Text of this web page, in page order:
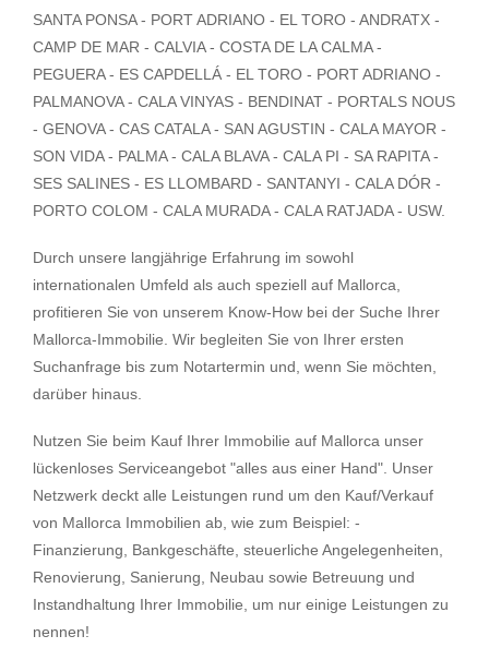
SANTA PONSA - PORT ADRIANO - EL TORO - ANDRATX -
CAMP DE MAR - CALVIA - COSTA DE LA CALMA -
PEGUERA - ES CAPDELLÁ - EL TORO - PORT ADRIANO -
PALMANOVA - CALA VINYAS - BENDINAT - PORTALS NOUS
- GENOVA - CAS CATALA - SAN AGUSTIN - CALA MAYOR -
SON VIDA - PALMA - CALA BLAVA - CALA PI - SA RAPITA -
SES SALINES - ES LLOMBARD - SANTANYI - CALA DÓR -
PORTO COLOM - CALA MURADA - CALA RATJADA - USW.
Durch unsere langjährige Erfahrung im sowohl
internationalen Umfeld als auch speziell auf Mallorca,
profitieren Sie von unserem Know-How bei der Suche Ihrer
Mallorca-Immobilie. Wir begleiten Sie von Ihrer ersten
Suchanfrage bis zum Notartermin und, wenn Sie möchten,
darüber hinaus.
Nutzen Sie beim Kauf Ihrer Immobilie auf Mallorca unser
lückenloses Serviceangebot "alles aus einer Hand". Unser
Netzwerk deckt alle Leistungen rund um den Kauf/Verkauf
von Mallorca Immobilien ab, wie zum Beispiel: -
Finanzierung, Bankgeschäfte, steuerliche Angelegenheiten,
Renovierung, Sanierung, Neubau sowie Betreuung und
Instandhaltung Ihrer Immobilie, um nur einige Leistungen zu
nennen!